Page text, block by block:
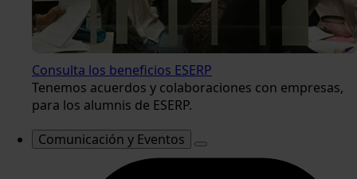
Consulta los beneficios ESERP
Tenemos acuerdos y colaboraciones con empresas,
para los alumnis de ESERP.
Comunicación y Eventos